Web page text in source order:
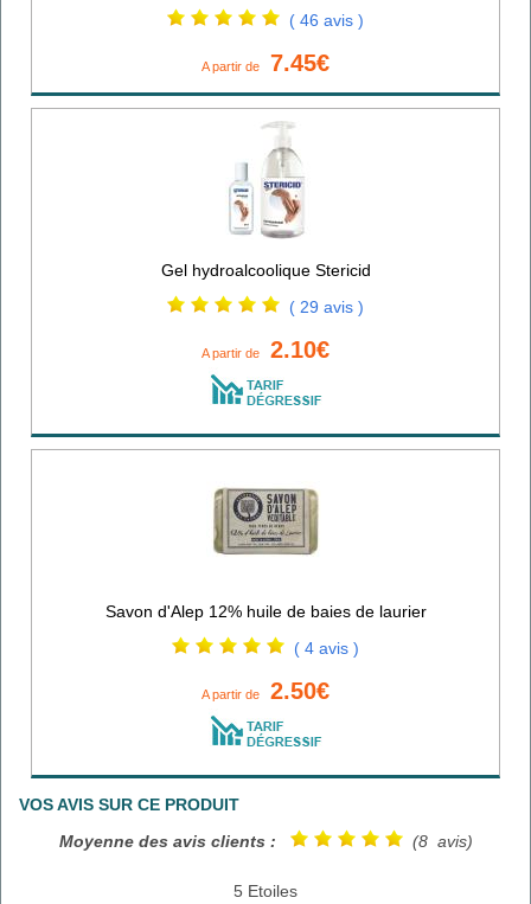
( 46 avis )
A partir de 7.45€
Gel hydroalcoolique Stericid
( 29 avis )
A partir de 2.10€
Savon d'Alep 12% huile de baies de laurier
( 4 avis )
A partir de 2.50€
VOS AVIS SUR CE PRODUIT
Moyenne des avis clients :
(8 avis)
5 Etoiles